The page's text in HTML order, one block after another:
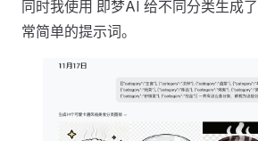
同时我使用 即梦AI 给不同分类生成
常简单的提示词。